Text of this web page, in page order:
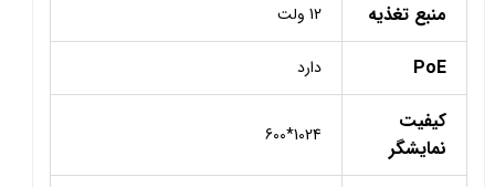
منبع تغذیه 12 ولت
PoE دارد
کیفیت
نمایشگر
1024*600